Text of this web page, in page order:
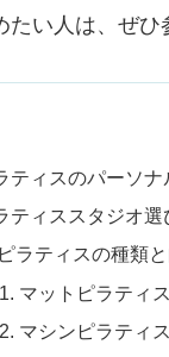
たい人は、ぜひ
ティスのパーソ
ティススタジオ選
ピラティスの種類
マットピラティス
マシンピラティス